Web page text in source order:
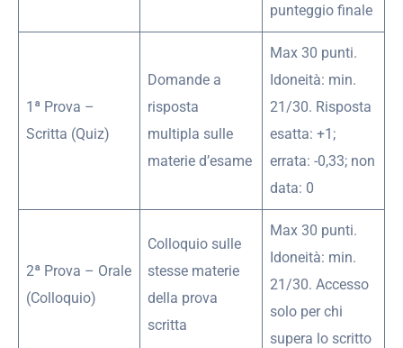
punteggio finale
1ª Prova –
Scritta (Quiz)
Domande a
risposta
multipla sulle
materie d’esame
Max 30 punti.
Idoneità: min.
21/30. Risposta
esatta: +1;
errata: -0,33; non
data: 0
2ª Prova – Orale
(Colloquio)
Colloquio sulle
stesse materie
della prova
scritta
Max 30 punti.
Idoneità: min.
21/30. Accesso
solo per chi
supera lo scritto